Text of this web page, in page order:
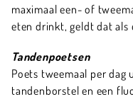
maximaal een- of
eten drinkt, geldt dat als
Tandenpoetsen
Poets tweemaal per dag
tandenborstel en een